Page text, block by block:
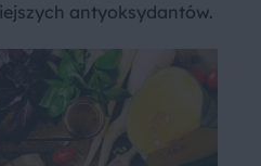
antyoksydantów.